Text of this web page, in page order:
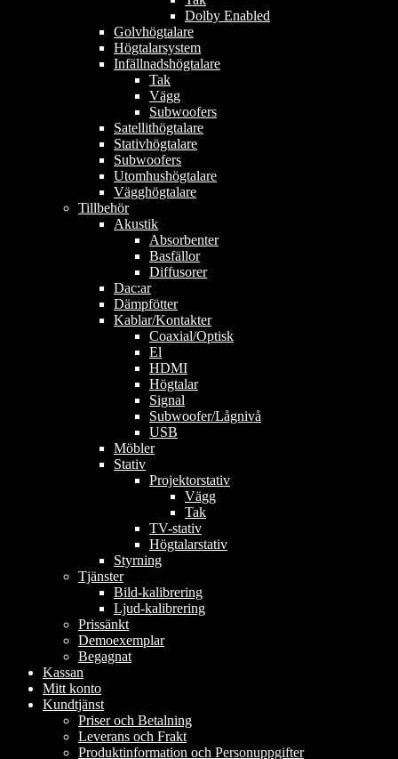
Dolby Enabled
Golvhögtalare
Högtalarsystem
Infällnadshögtalare
Tak
Vägg
Subwoofers
Satellithögtalare
Stativhögtalare
Subwoofers
Utomhushögtalare
Vägghögtalare
Tillbehör
Akustik
Absorbenter
Basfällor
Diffusorer
Dac:ar
Dämpfötter
Kablar/Kontakter
Coaxial/Optisk
El
HDMI
Högtalar
Signal
Subwoofer/Lågnivå
USB
Möbler
Stativ
Projektorstativ
Vägg
Tak
TV-stativ
Högtalarstativ
Styrning
Tjänster
Bild-kalibrering
Ljud-kalibrering
Prissänkt
Demoexemplar
Begagnat
Kassan
Mitt konto
Kundtjänst
Priser och Betalning
Leverans och Frakt
Produktinformation och Personuppgifter